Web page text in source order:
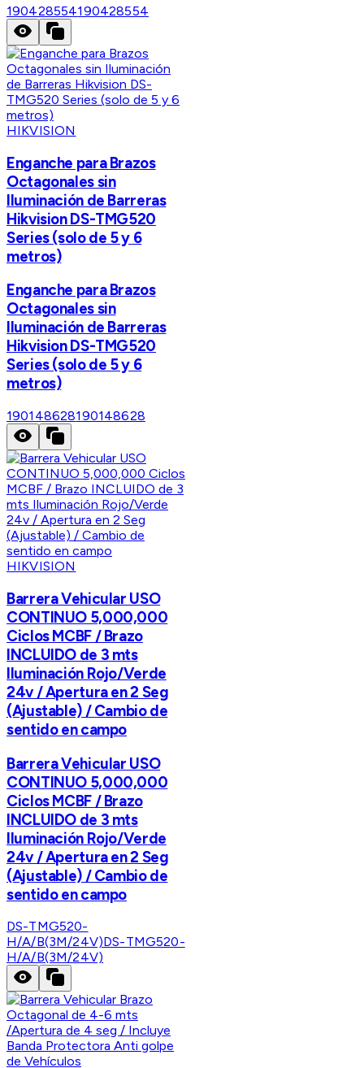
190428554190428554
HIKVISION
Enganche para Brazos
Octagonales sin
Iluminación de Barreras
Hikvision DS-TMG520
Series (solo de 5 y 6
metros)
Enganche para Brazos
Octagonales sin
Iluminación de Barreras
Hikvision DS-TMG520
Series (solo de 5 y 6
metros)
190148628190148628
HIKVISION
Barrera Vehicular USO
CONTINUO 5,000,000
Ciclos MCBF / Brazo
INCLUIDO de 3 mts
Iluminación Rojo/Verde
24v / Apertura en 2 Seg
(Ajustable) / Cambio de
sentido en campo
Barrera Vehicular USO
CONTINUO 5,000,000
Ciclos MCBF / Brazo
INCLUIDO de 3 mts
Iluminación Rojo/Verde
24v / Apertura en 2 Seg
(Ajustable) / Cambio de
sentido en campo
DS-TMG520-
H/A/B(3M/24V)DS-TMG520-
H/A/B(3M/24V)